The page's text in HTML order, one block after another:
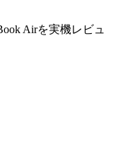
Airを実機レビュ